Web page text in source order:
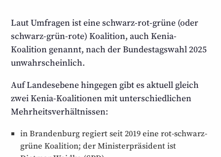
Laut Umfragen ist eine schwarz-rot-grüne (oder
schwarz-grün-rote) Koalition, auch Kenia-
Koalition genannt, nach der Bundestagswahl 2025
unwahrscheinlich.
Auf Landesebene hingegen gibt es aktuell gleich
zwei Kenia-Koalitionen mit unterschiedlichen
Mehrheitsverhältnissen:
in Brandenburg regiert seit 2019 eine rot-schwarz-
grüne Koalition; der Ministerpräsident ist